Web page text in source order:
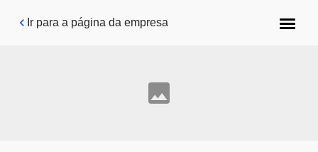
Pular para o conteúdo principal
Ir para a página da empresa